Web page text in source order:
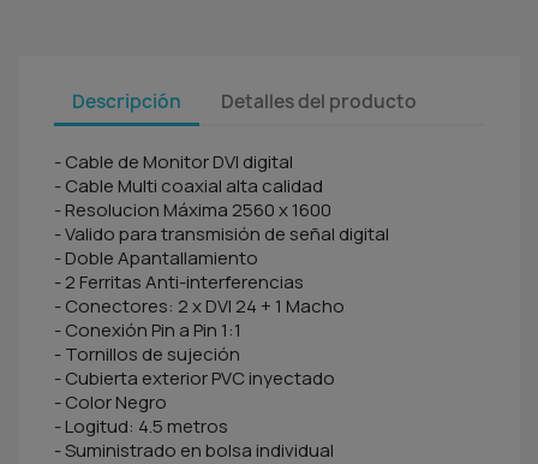
Descripción Detalles del producto
- Cable de Monitor DVI digital
- Cable Multi coaxial alta calidad
- Resolucion Máxima 2560 x 1600
- Valido para transmisión de señal digital
- Doble Apantallamiento
- 2 Ferritas Anti-interferencias
- Conectores: 2 x DVI 24 + 1 Macho
- Conexión Pin a Pin 1:1
- Tornillos de sujeción
- Cubierta exterior PVC inyectado
- Color Negro
- Logitud: 4.5 metros
- Suministrado en bolsa individual